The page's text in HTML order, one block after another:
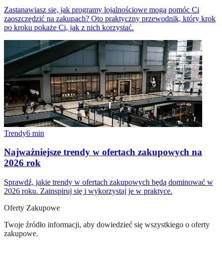
Zastanawiasz się, jak programy lojalnościowe mogą pomóc Ci
zaoszczędzić na zakupach? Oto praktyczny przewodnik, który krok
po kroku pokaże Ci, jak z nich korzystać.
Trendy6 min
Najważniejsze trendy w ofertach zakupowych na
2026 rok
Sprawdź, jakie trendy w ofertach zakupowych będą dominować w
2026 roku. Zainspiruj się i wykorzystaj je w praktyce.
Oferty Zakupowe
Twoje źródło informacji, aby dowiedzieć się wszystkiego o oferty
zakupowe.